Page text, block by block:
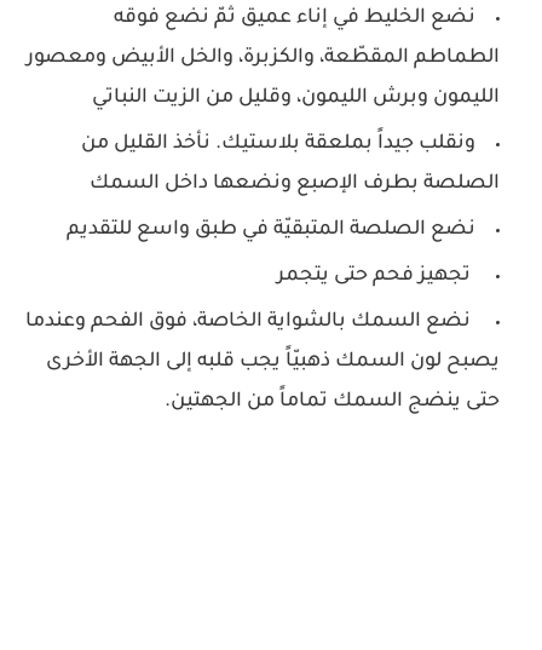
نضع الخليط في إناء عميق ثمّ نضع فوقه
الطماطم المقطّعة، والكزبرة، والخل الأبيض ومعصور
الليمون وبرش الليمون، وقليل من الزيت النباتي
ونقلب جيداً بملعقة بلاستيك. نأخذ القليل من
الصلصة بطرف الإصبع ونضعها داخل السمك
نضع الصلصة المتبقيّة في طبق واسع للتقديم
تجهيز فحم حتى يتجمر
نضع السمك بالشواية الخاصة، فوق الفحم وعندما
يصبح لون السمك ذهبيّاً يجب قلبه إلى الجهة الأخرى
حتى ينضج السمك تماماً من الجهتين.